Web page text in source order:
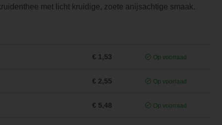
met licht kruidige, zoete anijsachtige smaak.
€ 1,53 Op voorraad
€ 2,55 Op voorraad
€ 5,48 Op voorraad